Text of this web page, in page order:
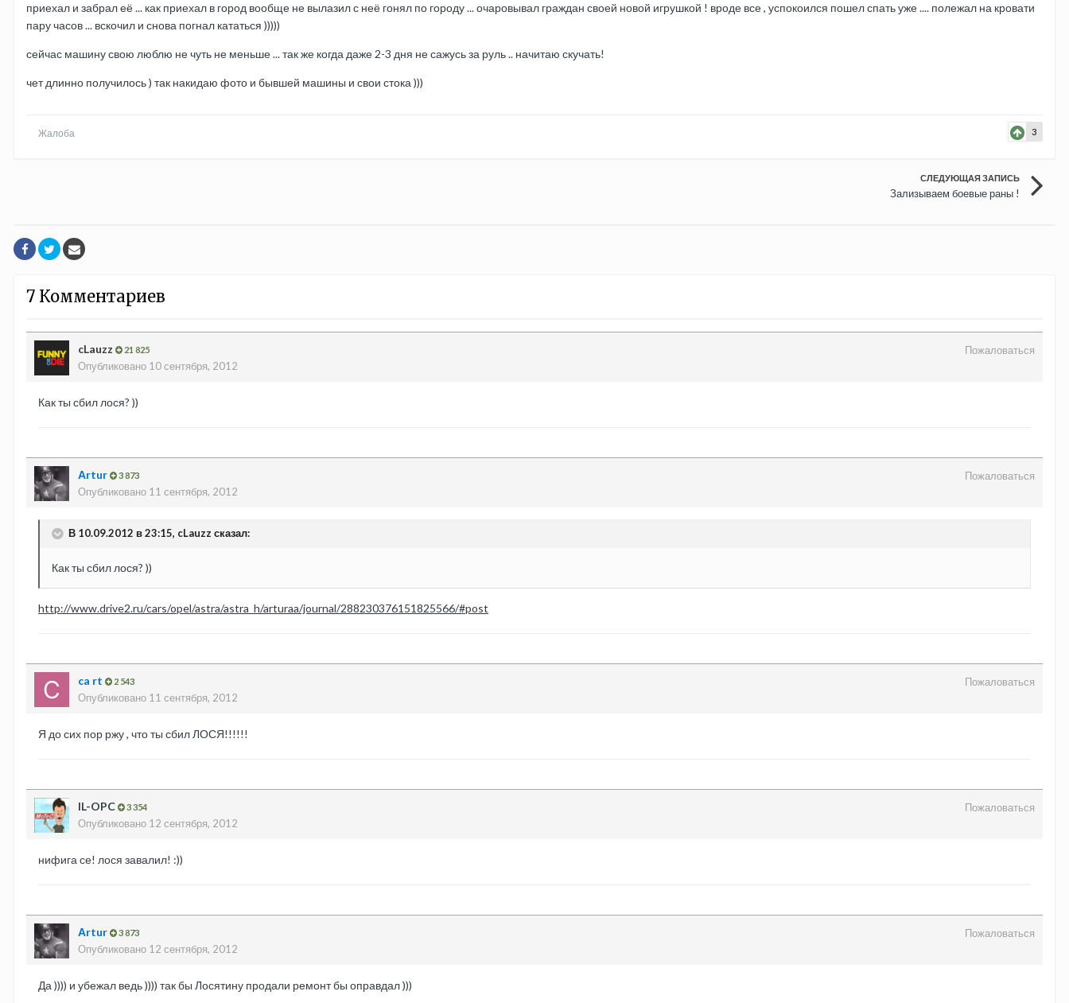
приехал и забрал её ... как приехал в город вообще не вылазил с неё гонял по городу ... очаровывал граждан своей новой игрушкой ! вроде все , успокоился пошел спать уже .... полежал на кровати
пару часов ... вскочил и снова погнал кататься )))))
сейчас машину свою люблю не чуть не меньше ... так же когда даже 2-3 дня не сажусь за руль .. начитаю скучать!
чет длинно получилось ) так накидаю фото и бывшей машины и свои стока )))
3
Жалоба
СЛЕДУЮЩАЯ ЗАПИСЬ
Зализываем боевые раны !
7 Комментариев
Пожаловаться
cLauzz 21 825
Опубликовано 10 сентября, 2012
Как ты сбил лося? ))
Пожаловаться
Аrtur 3 873
Опубликовано 11 сентября, 2012
В 10.09.2012 в 23:15, cLauzz сказал:
Как ты сбил лося? ))
http://www.drive2.ru/cars/opel/astra/astra_h/arturaa/journal/288230376151825566/#post
Пожаловаться
ca rt 2 543
Опубликовано 11 сентября, 2012
Я до сих пор ржу , что ты сбил ЛОСЯ!!!!!!
Пожаловаться
IL-OPC 3 354
Опубликовано 12 сентября, 2012
нифига се! лося завалил! :))
Пожаловаться
Аrtur 3 873
Опубликовано 12 сентября, 2012
Да )))) и убежал ведь )))) так бы Лосятину продали ремонт бы оправдал )))